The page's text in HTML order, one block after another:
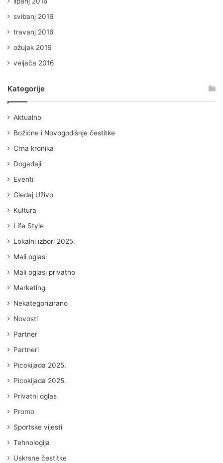
svibanj 2016
travanj 2016
ožujak 2016
veljača 2016
Kategorije
Aktualno
Božićne i Novogodišnje čestitke
Crna kronika
Događaji
Eventi
Gledaj Uživo
Kultura
Life Style
Lokalni izbori 2025.
Mali oglasi
Mali oglasi privatno
Marketing
Nekategorizirano
Novosti
Partner
Partneri
Picokijada 2025.
Picokijada 2025.
Privatni oglas
Promo
Sportske vijesti
Tehnologija
Uskrsne čestitke